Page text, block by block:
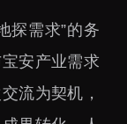
电子材料国际
院
探需求”的务
安产业需求
流为契机，